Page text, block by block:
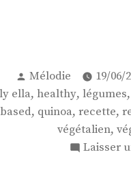
Publié
par
Mélodie 19/06/
ella, healthy, légumes,
, quinoa, recette,
végétalien,
Laisser